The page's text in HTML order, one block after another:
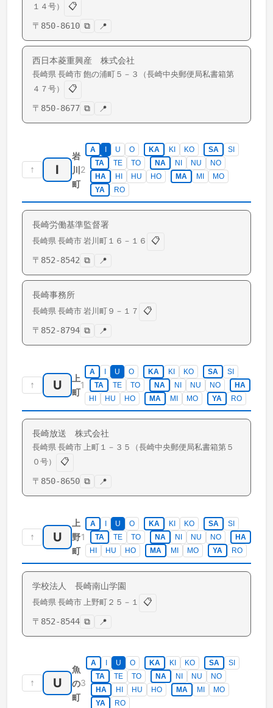
１４号）
📋
〒 850-8610 ⧉ 📍
西日本菱重興産 株式会社
長崎県 長崎市 飽の浦町 ５－３（長崎中央郵便局私書箱第
４７号）
📋
〒 850-8677 ⧉ 📍
↑ I
岩
川
町
2
A U O KA KI KO SA
SI
TA
TE TO NA NI NU
NO
HA
HI HU HO MA MI
MO
YA
RO
長崎労働基準監督署
長崎県 長崎市 岩川町 １６－１６
📋
〒 852-8542 ⧉ 📍
長崎事務所
長崎県 長崎市 岩川町 ９－１７
📋
〒 852-8794 ⧉ 📍
↑ U
上
町
1
A U O KA KI KO SA
SI
TA
TE TO NA NI NU NO
HA
HI
HU HO MA MI MO YA RO
長崎放送 株式会社
長崎県 長崎市 上町 １－３５（長崎中央郵便局私書箱第５
０号）
📋
〒 850-8650 ⧉ 📍
↑ U
上
野
町
1
A I U O KA KI KO SA
SI
TA
TE TO NA NI NU NO
HA
HI
HU HO MA MI MO YA RO
学校法人 長崎南山学園
長崎県 長崎市 上野町 ２５－１
📋
〒 852-8544 ⧉ 📍
↑ U
魚
の
町
3
A U O KA KI KO SA
SI
TA
TE TO NA NI NU
NO
HA
HI HU HO MA MI
MO
YA
RO